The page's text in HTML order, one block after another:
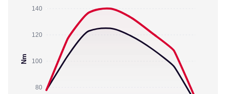
140
120
100
80
Nm